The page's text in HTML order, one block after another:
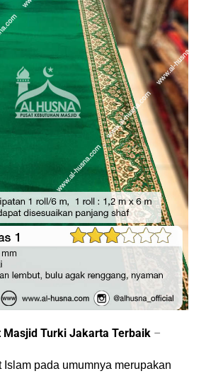
Masjid Turki Jakarta Terbaik –
pada umumnya merupakan